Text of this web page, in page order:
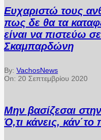
Ευχαριστώ τους
πως δε θα τα
είναι να πιστεύω
Σκαμπαρδώνη
By: VachosNews
On: 20 Σεπτεμβρίου 2020
Μην βασίζεσαι
Ό,τι κάνεις,